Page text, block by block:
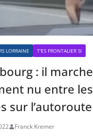
LORRAINE T'ES FRONTALIER SI
: il marche
nu entre les
sur l’autoroute
Franck Kremer